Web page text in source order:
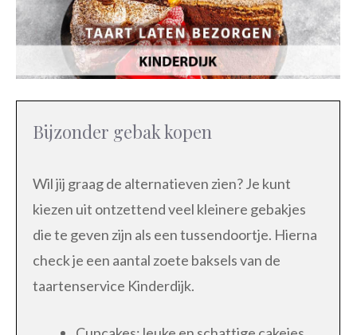
Bijzonder gebak kopen
Wil jij graag de alternatieven zien? Je kunt
kiezen uit ontzettend veel kleinere gebakjes
die te geven zijn als een tussendoortje. Hierna
check je een aantal zoete baksels van de
taartenservice Kinderdijk.